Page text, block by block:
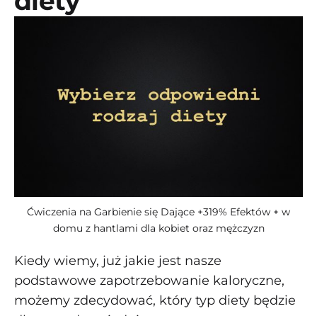
Ćwiczenia na Garbienie się Dające +319% Efektów + w
domu z hantlami dla kobiet oraz mężczyzn
Kiedy wiemy, już jakie jest nasze
podstawowe zapotrzebowanie kaloryczne,
możemy zdecydować, który typ diety będzie